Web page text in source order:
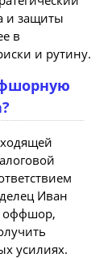
и защиты
в
и рутину.
Иван
оффшор,
усилиях.